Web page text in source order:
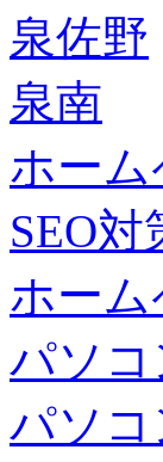
泉佐野
泉南
ホー
SEO対
ホー
パソコ
パソ